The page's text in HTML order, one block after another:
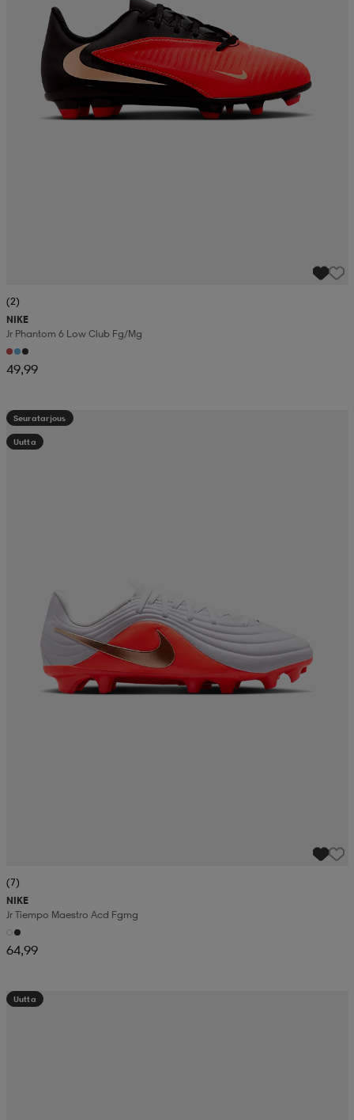
(2)
NIKE
Jr Phantom 6 Low Club Fg/mg
49,99
Seuratarjous
Uutta
(7)
NIKE
Jr Tiempo Maestro Acd Fgmg
64,99
Uutta